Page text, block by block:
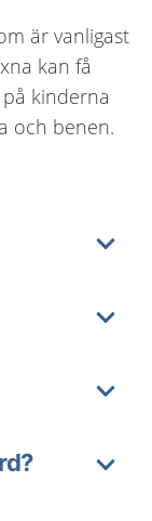
är vanligast
kan få
kinderna
och benen.